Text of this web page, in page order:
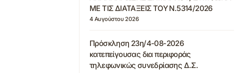
ΜΕ ΤΙΣ ΔΙΑΤΑΞΕΙΣ ΤΟΥ Ν.5314/2026
4 Αυγούστου 2026
Πρόσκληση 23η/4-08-2026
κατεπείγουσας δια περιφοράς
τηλεφωνικώς συνεδρίασης Δ.Σ.